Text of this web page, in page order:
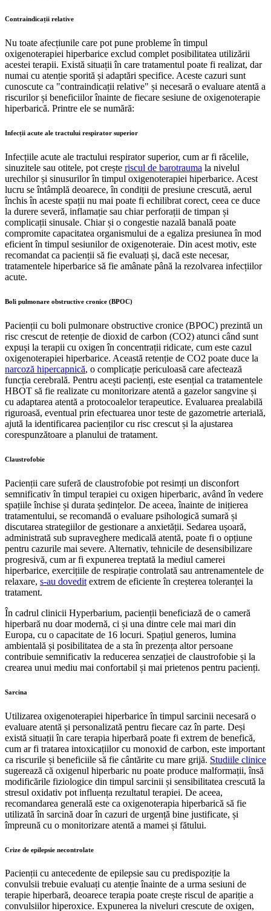
Contraindicații relative
Nu toate afecțiunile care pot pune probleme în timpul
oxigenoterapiei hiperbarice exclud complet posibilitatea utilizării
acestei terapii. Există situații în care tratamentul poate fi realizat, dar
numai cu atenție sporită și adaptări specifice. Aceste cazuri sunt
cunoscute ca "contraindicații relative" și necesară o evaluare atentă a
riscurilor și beneficiilor înainte de fiecare sesiune de oxigenoterapie
hiperbarică. Printre ele se numără:
Infecții acute ale tractului respirator superior
Infecțiile acute ale tractului respirator superior, cum ar fi răcelile,
sinuzitele sau otitele, pot crește riscul de barotrauma la nivelul
urechilor și sinusurilor în timpul oxigenoterapiei hiperbarice. Acest
lucru se întâmplă deoarece, în condiții de presiune crescută, aerul
închis în aceste spații nu mai poate fi echilibrat corect, ceea ce duce
la durere severă, inflamație sau chiar perforații de timpan și
complicații sinusale. Chiar și o congestie nazală banală poate
compromite capacitatea organismului de a egaliza presiunea în mod
eficient în timpul sesiunilor de oxigenoteraie. Din acest motiv, este
recomandat ca pacienții să fie evaluați și, dacă este necesar,
tratamentele hiperbarice să fie amânate până la rezolvarea infecțiilor
acute.
Boli pulmonare obstructive cronice (BPOC)
Pacienții cu boli pulmonare obstructive cronice (BPOC) prezintă un
risc crescut de retenție de dioxid de carbon (CO2) atunci când sunt
expuși la terapii cu oxigen în concentrații ridicate, cum este cazul
oxigenoterapiei hiperbarice. Această retenție de CO2 poate duce la
narcoză hipercapnică, o complicație periculoasă care afectează
funcția cerebrală. Pentru acești pacienți, este esențial ca tratamentele
HBOT să fie realizate cu monitorizare atentă a gazelor sangvine și
cu adaptarea atentă a protocoalelor terapeutice. Evaluarea prealabilă
riguroasă, eventual prin efectuarea unor teste de gazometrie arterială,
ajută la identificarea pacienților cu risc crescut și la ajustarea
corespunzătoare a planului de tratament.
Claustrofobie
Pacienții care suferă de claustrofobie pot resimți un disconfort
semnificativ în timpul terapiei cu oxigen hiperbaric, având în vedere
spațiile închise și durata ședințelor. De aceea, înainte de inițierea
tratamentului, se recomandă o evaluare psihologică sumară și
discutarea strategiilor de gestionare a anxietății. Sedarea ușoară,
administrată sub supraveghere medicală atentă, poate fi o opțiune
pentru cazurile mai severe. Alternativ, tehnicile de desensibilizare
progresivă, cum ar fi expunerea treptată la mediul camerei
hiperbarice, exercițiile de respirație controlată sau antrenamentele de
relaxare, s-au dovedit extrem de eficiente în creșterea toleranței la
tratament.
În cadrul clinicii Hyperbarium, pacienții beneficiază de o cameră
hiperbară nu doar modernă, ci și una dintre cele mai mari din
Europa, cu o capacitate de 16 locuri. Spațiul generos, lumina
ambientală și posibilitatea de a sta în prezența altor persoane
contribuie semnificativ la reducerea senzației de claustrofobie și la
crearea unui mediu mai confortabil și mai prietenos pentru pacienți.
Sarcina
Utilizarea oxigenoterapiei hiperbarice în timpul sarcinii necesară o
evaluare atentă și personalizată pentru fiecare caz în parte. Deși
există situații în care terapia hiperbară poate fi extrem de benefică,
cum ar fi tratarea intoxicațiilor cu monoxid de carbon, este important
ca riscurile și beneficiile să fie cântărite cu mare grijă. Studiile clinice
sugerează că oxigenul hiperbaric nu poate produce malformații, însă
modificările fiziologice din timpul sarcinii și sensibilitatea crescută la
stresul oxidativ pot influența rezultatul terapiei. De aceea,
recomandarea generală este ca oxigenoterapia hiperbarică să fie
utilizată în sarcină doar în cazuri de urgență bine justificate, și
împreună cu o monitorizare atentă a mamei și fătului.
Crize de epilepsie necontrolate
Pacienții cu antecedente de epilepsie sau cu predispoziție la
convulsii trebuie evaluați cu atenție înainte de a urma sesiuni de
terapie hiperbară, deoarece terapia poate crește riscul de apariție a
convulsiilor hiperoxice. Expunerea la niveluri crescute de oxigen,